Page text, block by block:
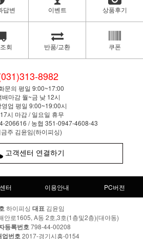
답변 이벤트 상품후기
회 반품/교환 쿠폰
8982
문의 평일 9:00~17:00
배마감 월~금 낮 12시
업 평일 9:00~19:00시
시 마감 / 일요일 휴무
206616 / 농협 351-0947-4608-43
주 김윤임(하이피싱)
고객센터 연결하기
터 이용안내 PC버전
하이피싱 대표 김윤임
안로1605, A동 2호,3호(1층및2층)(대야동)
등록번호 798-44-00208
업번호 2017-경기시흥-0154